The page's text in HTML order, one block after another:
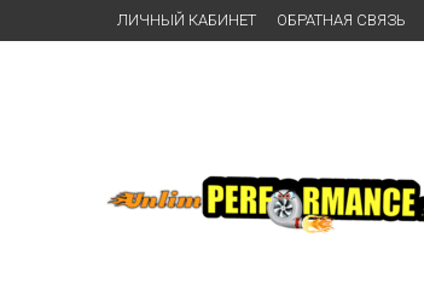
ЛИЧНЫЙ КАБИНЕТ ОБРАТНАЯ СВЯЗЬ